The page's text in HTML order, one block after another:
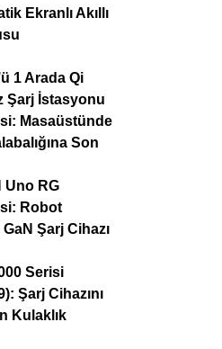
Ekranlı Akıllı
1 Arada Qi
Şarj İstasyonu
Masaüstünde
Son
Uno RG
Robot
GaN Şarj Cihazı
Serisi
Şarj Cihazını
Kulaklık